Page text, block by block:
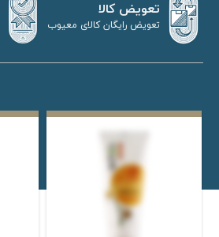
تعویض کالا
تعویض رایگان کالای معیوب